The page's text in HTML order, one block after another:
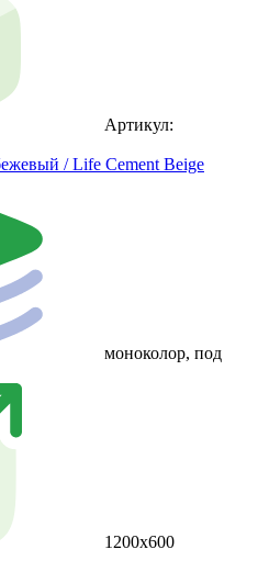
Артикул:
/ Life Cement Beige
моноколор, под
1200х600